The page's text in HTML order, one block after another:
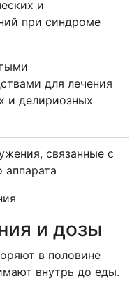
и
при синдроме
для лечения
и делириозных
связанные с
аппарата
и дозы
в половине
внутрь до еды.